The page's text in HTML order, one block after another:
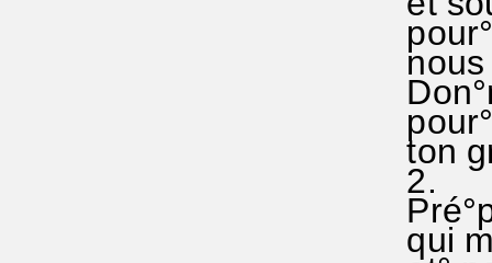
nous
ton
2.
qui